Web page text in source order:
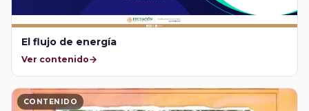
El flujo de energía
Ver contenido
CONTENIDO